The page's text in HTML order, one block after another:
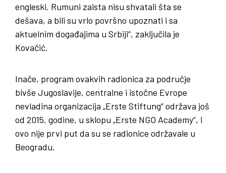
engleski. Rumuni zaista nisu shvatali šta se
dešava, a bili su vrlo površno upoznati i sa
aktuelnim događajima u Srbiji“, zaključila je
Kovačić.
Inače, program ovakvih radionica za područje
bivše Jugoslavije, centralne i istočne Evrope
nevladina organizacija „Erste Stiftung“ održava još
od 2015. godine, u sklopu „Erste NGO Academy“, i
ovo nije prvi put da su se radionice održavale u
Beogradu.